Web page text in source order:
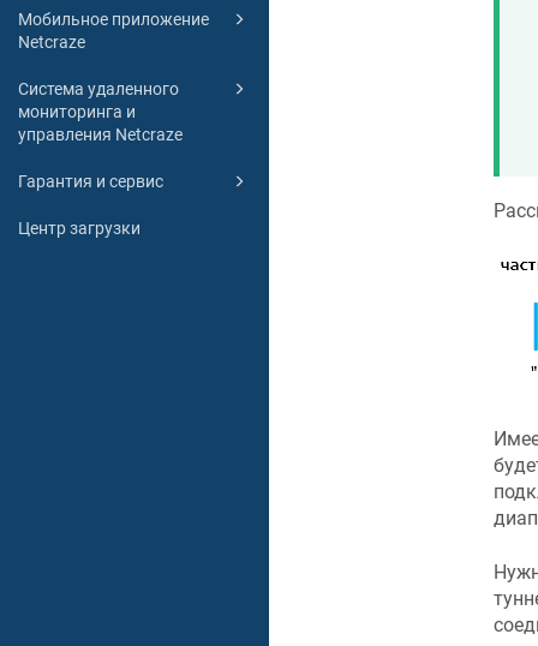
Мобильное приложение
Netcraze
Система удаленного
мониторинга и
управления Netcraze
Гарантия и сервис
Центр загрузки